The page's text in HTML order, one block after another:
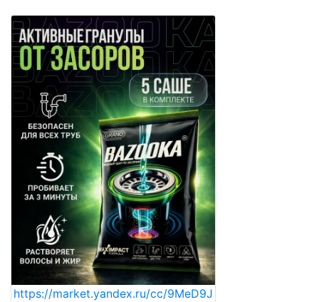
https://market.yandex.ru/cc/9MeD9J